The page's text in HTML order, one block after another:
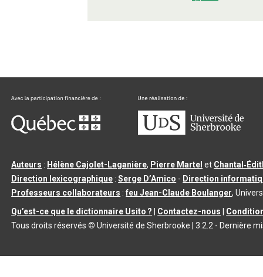
Auteurs : Hélène Cajolet-Laganière, Pierre Martel et
Direction lexicographique :Serge D’Amico - Direction
Professeurs collaborateurs :feu Jean-Claude Boulanger,
Qu’est-ce que le dictionnaire Usito ?
Contactez-nous
Tous droits réservés © Université de Sherbrooke |3.2.2 - Dernière